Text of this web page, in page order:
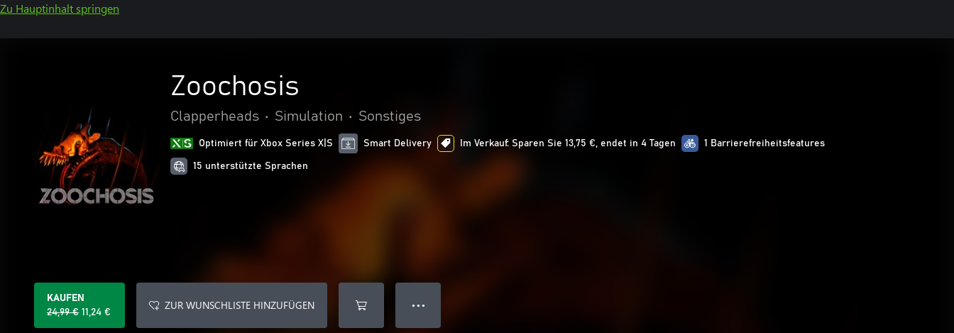
Zu Hauptinhalt springen
Zoochosis
Clapperheads • Simulation • Sonstiges
Optimiert für Xbox Series X|S Smart Delivery Im Verkauf: Sparen Sie 13,75 €, endet in 4 Tagen 1 Barrierefreiheitsfeatures
15 unterstützte Sprachen
KAUFEN
24,99 € 11,24 €
ZUR WUNSCHLISTE HINZUFÜGEN ● ● ●